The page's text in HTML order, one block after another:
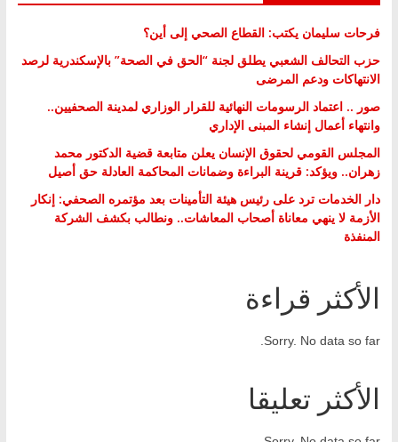
فرحات سليمان يكتب: القطاع الصحي إلى أين؟
حزب التحالف الشعبي يطلق لجنة “الحق في الصحة” بالإسكندرية لرصد
الانتهاكات ودعم المرضى
صور .. اعتماد الرسومات النهائية للقرار الوزاري لمدينة الصحفيين..
وانتهاء أعمال إنشاء المبنى الإداري
المجلس القومي لحقوق الإنسان يعلن متابعة قضية الدكتور محمد
زهران.. ويؤكد: قرينة البراءة وضمانات المحاكمة العادلة حق أصيل
دار الخدمات ترد على رئيس هيئة التأمينات بعد مؤتمره الصحفي: إنكار
الأزمة لا ينهي معاناة أصحاب المعاشات.. ونطالب بكشف الشركة
المنفذة
الأكثر قراءة
Sorry. No data so far.
الأكثر تعليقا